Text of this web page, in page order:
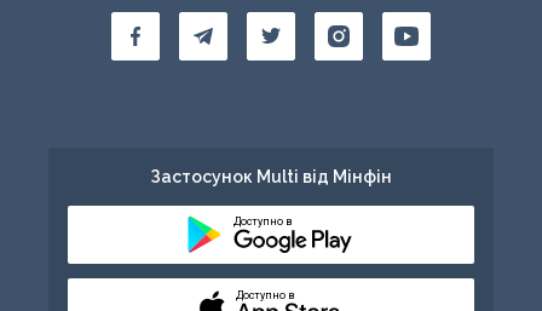
Застосунок Multi від Мінфін
Доступно в
Доступно в